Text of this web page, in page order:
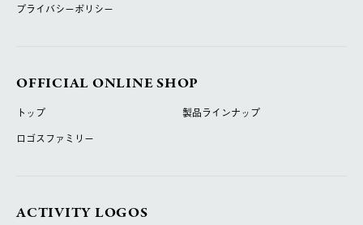
プライバシーポリシー
OFFICIAL ONLINE SHOP
トップ
製品ラインナップ
ロゴスファミリー
ACTIVITY LOGOS